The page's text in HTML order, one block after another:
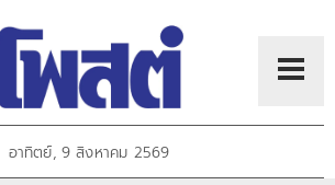
อาทิตย์, 9 สิงหาคม 2569